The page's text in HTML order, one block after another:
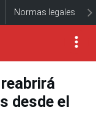
Normas legales
desde el